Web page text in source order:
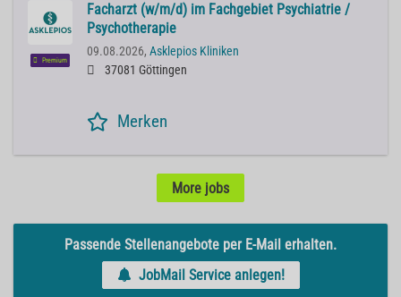
Premium
Facharzt (w/m/d) im Fachgebiet Psychiatrie /
Psychotherapie
09.08.2026, Asklepios Kliniken
37081 Göttingen
Merken
More jobs
Passende Stellenangebote per E-Mail erhalten.
JobMail Service anlegen!